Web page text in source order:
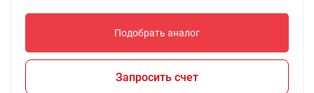
Подобрать аналог
Запросить счет